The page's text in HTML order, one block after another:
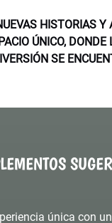
HISTORIAS Y
ÚNICO, DONDE
SE
única con